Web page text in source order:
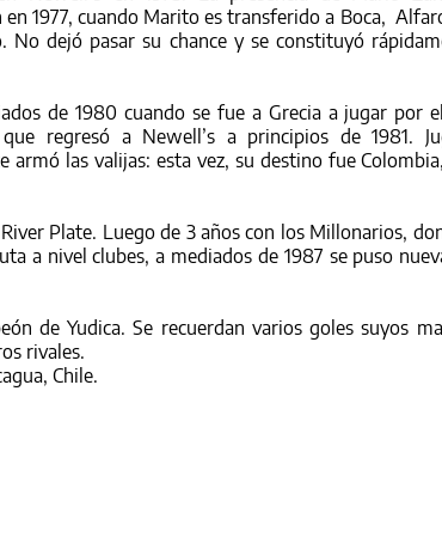
1977, cuando Marito es transferido a Boca,
No dejó pasar su chance y se constituyó
de 1980 cuando se fue a Grecia a jugar por
regresó a Newell’s a principios de 1981.
las valijas: esta vez, su destino fue Colombia,
River Plate. Luego de 3 años con los Millonarios,
a nivel clubes, a mediados de 1987 se puso
de Yudica. Se recuerdan varios goles suyos
rivales.
Chile.